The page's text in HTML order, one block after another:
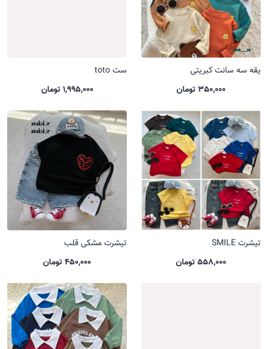
یقه سه سانت کبریتی
350,000 تومان
ست toto
1,995,000 تومان
تیشرت SMILE
558,000 تومان
تیشرت مشکی قلب
450,000 تومان